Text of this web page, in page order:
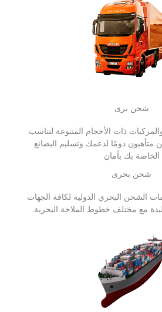
شحن برى
ذات الأحجام المتنوعة لتناسب
متأهبون دومًا لدعمك وتسليم البضائع
الخاصة بك بأمان
شحن بحرى
الشحن البحري الدولية لكافة الجهات
مع مختلف خطوط الملاحة البحرية.